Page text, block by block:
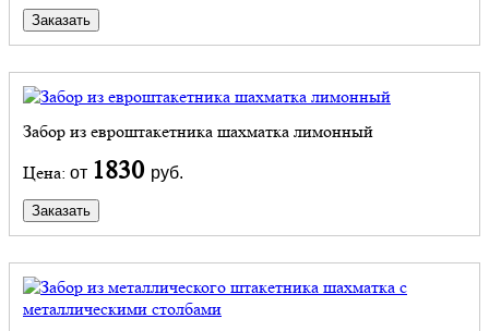
Заказать
Забор из евроштакетника шахматка лимонный
Цена: от 1830 руб.
Заказать